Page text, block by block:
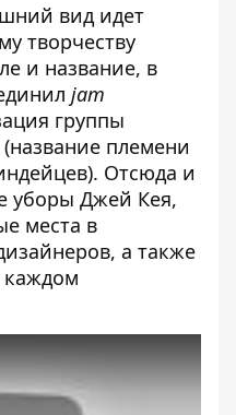
вид идет
творчеству
и название, в
jam
группы
(название племени
Отсюда и
уборы Джей Кея,
места в
а также